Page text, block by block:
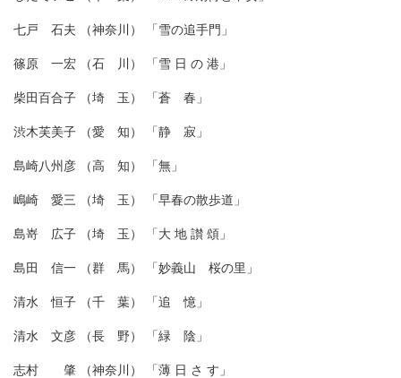
七戸 石夫 （神奈川） 「雪の追手門」
篠原 一宏 （石 川） 「雪 日 の 港」
柴田百合子 （埼 玉） 「蒼 春」
渋木芙美子 （愛 知） 「静 寂」
島崎八州彦 （高 知） 「無」
嶋崎 愛三 （埼 玉） 「早春の散歩道」
島嵜 広子 （埼 玉） 「大 地 讃 頌」
島田 信一 （群 馬） 「妙義山 桜の里」
清水 恒子 （千 葉） 「追 憶」
清水 文彦 （長 野） 「緑 陰」
志村 肇 （神奈川） 「薄 日 さ す」